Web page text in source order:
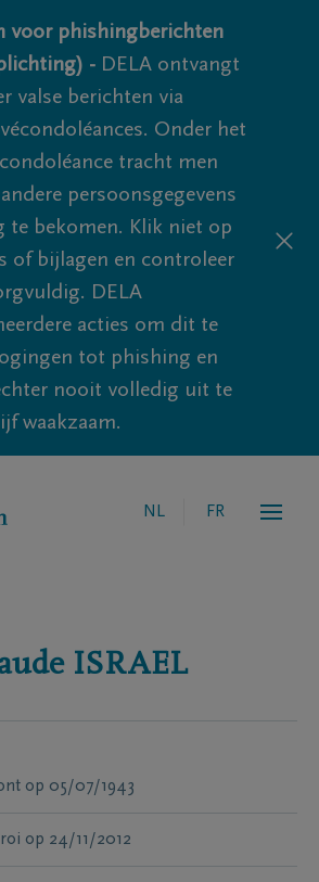
voor phishingberichten
- DELA ontvangt
valse berichten via
Onder het
tracht men
persoonsgegevens
te bekomen. Klik niet op
of bijlagen en controleer
DELA
acties om dit te
tot phishing en
nooit volledig uit te
waakzaam.
NL FR
ISRAEL
op 05/07/1943
op 24/11/2012